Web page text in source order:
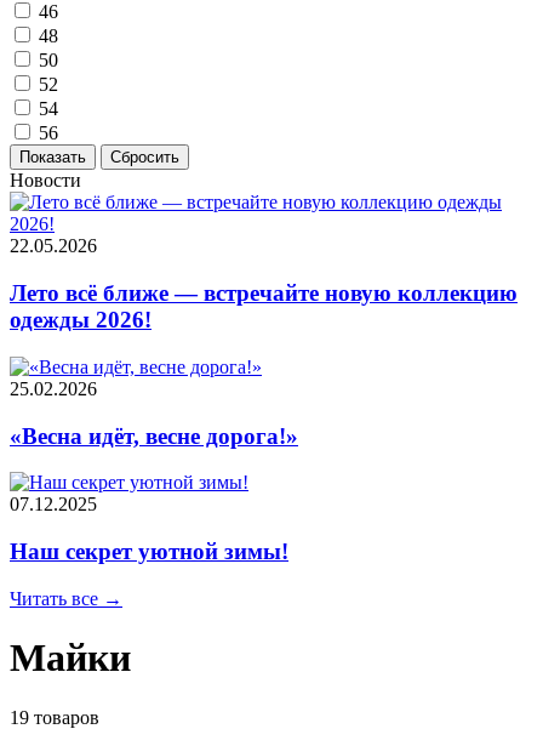
46
48
50
52
54
56
Новости
22.05.2026
Лето всё ближе — встречайте новую коллекцию
одежды 2026!
25.02.2026
«Весна идёт, весне дорога!»
07.12.2025
Наш секрет уютной зимы!
Читать все →
Майки
19 товаров